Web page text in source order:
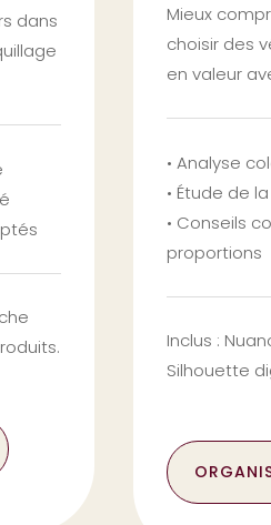
dans
Mieux
choisir des
en valeur
• Analyse
• Étude de
• Conseils
proportions
Inclus :
Silhouette